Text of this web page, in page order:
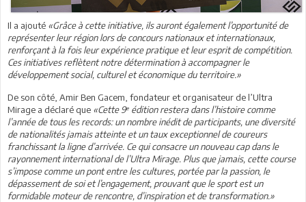
Il a ajouté «Grâce à cette initiative, ils auront également l’opportunité de
représenter leur région lors de concours nationaux et internationaux,
renforçant à la fois leur expérience pratique et leur esprit de compétition.
Ces initiatives reflètent notre détermination à accompagner le
développement social, culturel et économique du territoire.»
De son côté, Amir Ben Gacem, fondateur et organisateur de l’Ultra
Mirage a déclaré que «Cette 9ᵉ édition restera dans l’histoire comme
l’année de tous les records: un nombre inédit de participants, une diversité
de nationalités jamais atteinte et un taux exceptionnel de coureurs
franchissant la ligne d’arrivée. Ce qui consacre un nouveau cap dans le
rayonnement international de l’Ultra Mirage. Plus que jamais, cette course
s’impose comme un pont entre les cultures, portée par la passion, le
dépassement de soi et l’engagement, prouvant que le sport est un
formidable moteur de rencontre, d’inspiration et de transformation.»